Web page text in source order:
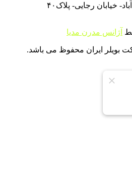
خیابان رجایی- پلاک۴۰
آژانس مدرن مدیا
بویلر ایران محفوظ می باشد.